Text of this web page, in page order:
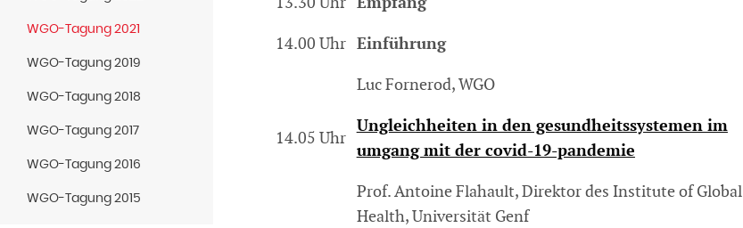
WGO-Tagung 2021
WGO-Tagung 2019
WGO-Tagung 2018
WGO-Tagung 2017
WGO-Tagung 2016
WGO-Tagung 2015
14.00 Uhr Einführung
Luc Fornerod, WGO
14.05 Uhr
Ungleichheiten in den gesundheitssystemen im
umgang mit der covid-19-pandemie
Prof. Antoine Flahault, Direktor des Institute of Global
Health, Universität Genf